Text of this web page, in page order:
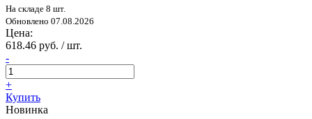
На складе 8 шт.
Обновлено 07.08.2026
Цена:
618.46 руб. / шт.
-
+
Купить
Новинка